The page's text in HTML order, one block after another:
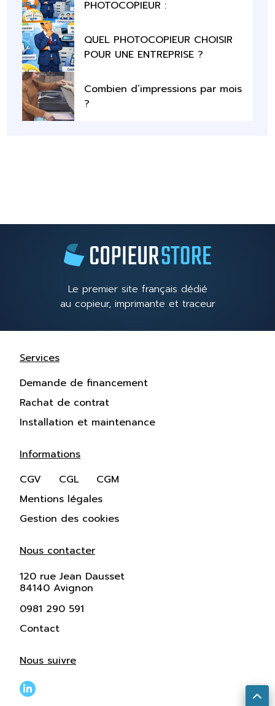
PHOTOCOPIEUR :
QUEL PHOTOCOPIEUR CHOISIR
POUR UNE ENTREPRISE ?
Combien d’impressions par mois
?
Le premier site français dédié
au copieur, imprimante et traceur
Services
Demande de financement
Rachat de contrat
Installation et maintenance
Informations
CGV
CGL
CGM
Mentions légales
Gestion des cookies
Nous contacter
120 rue Jean Dausset
84140 Avignon
0981 290 591
Contact
Nous suivre